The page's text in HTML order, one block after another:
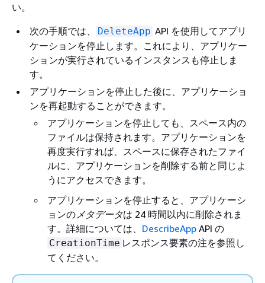
い。
次の手順では、
DeleteApp API を使用してアプリ
ケーションを停止します。これにより、アプリケー
ションが実行されているインスタンスも停止しま
す。
アプリケーションを停止した後に、アプリケーショ
ンを再起動することができます。
アプリケーションを停止しても、スペース内の
ファイルは保持されます。アプリケーションを
再度実行すれば、スペースに保存されたファイ
ルに、アプリケーションを削除する前と同じよ
うにアクセスできます。
アプリケーションを停止すると、アプリケーシ
ョンの メタデータは 24 時間以内に削除されま
す。詳細については、 DescribeApp API の
CreationTime レスポンス要素の注を参照し
てください。